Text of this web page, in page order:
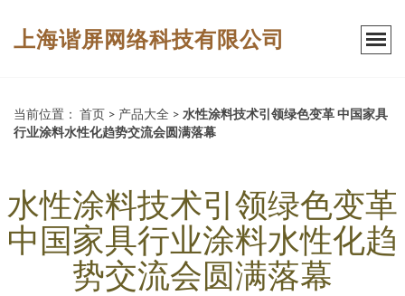
上海谐屏网络科技有限公司
当前位置： 首页 > 产品大全 > 水性涂料技术引领绿色变革 中国家具
行业涂料水性化趋势交流会圆满落幕
水性涂料技术引领绿色变革
中国家具行业涂料水性化趋
势交流会圆满落幕